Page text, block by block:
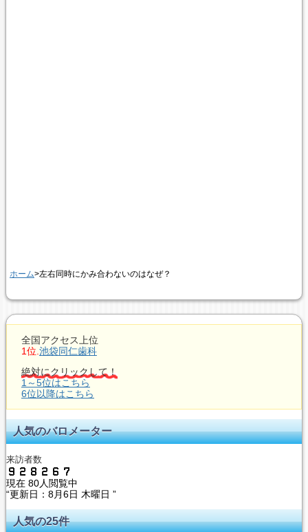
ホーム>左右同時にかみ合わないのはなぜ？
全国アクセス上位
1位. 池袋同仁歯科
絶対にクリックして！
1～5位はこちら
6位以降はこちら
人気のバロメーター
来訪者数
現在 80人閲覧中
“更新日： 8月6日 木曜日 ”
人気の25件